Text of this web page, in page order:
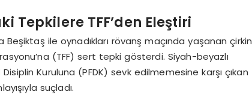
Tepkilere TFF’den Eleştiri
Beşiktaş ile oynadıkları rövanş maçında yaşanan çirkin
(TFF) sert tepki gösterdi. Siyah-beyazlı
Kuruluna (PFDK) sevk edilmemesine karşı çıkan
suçladı.